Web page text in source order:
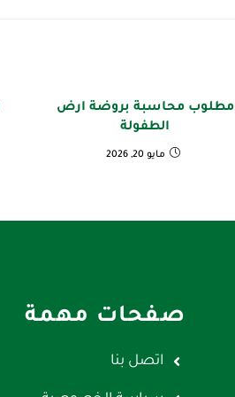
مطلوب محاسبة بروضة ارض
الطفولة
مايو 20, 2026
صفحات مهمة
اتصل بنا